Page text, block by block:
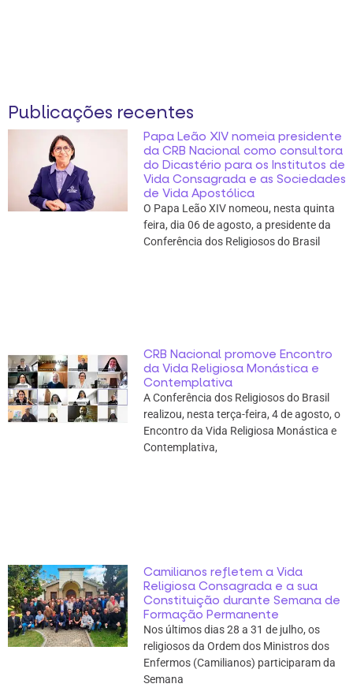
Publicações recentes
Papa Leão XIV nomeia presidente
da CRB Nacional como consultora
do Dicastério para os Institutos de
Vida Consagrada e as Sociedades
de Vida Apostólica
O Papa Leão XIV nomeou, nesta quinta
feira, dia 06 de agosto, a presidente da
Conferência dos Religiosos do Brasil
CRB Nacional promove Encontro
da Vida Religiosa Monástica e
Contemplativa
A Conferência dos Religiosos do Brasil
realizou, nesta terça-feira, 4 de agosto, o
Encontro da Vida Religiosa Monástica e
Contemplativa,
Camilianos refletem a Vida
Religiosa Consagrada e a sua
Constituição durante Semana de
Formação Permanente
Nos últimos dias 28 a 31 de julho, os
religiosos da Ordem dos Ministros dos
Enfermos (Camilianos) participaram da
Semana